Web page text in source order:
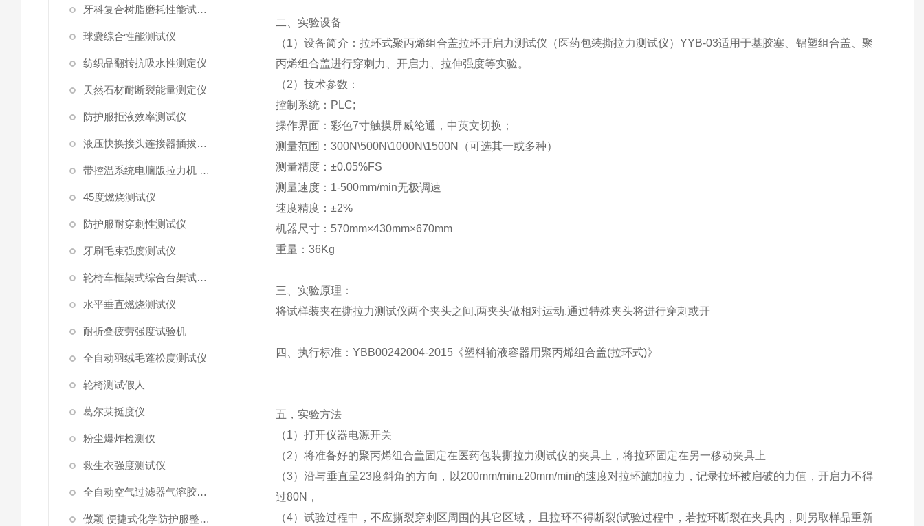
牙科复合树脂磨耗性能试验仪
球囊综合性能测试仪
纺织品翻转抗吸水性测定仪
天然石材耐断裂能量测定仪
防护服拒液效率测试仪
液压快换接头连接器插拔泄漏测试仪
带控温系统电脑版拉力机 统电脑版拉力机
45度燃烧测试仪
防护服耐穿刺性测试仪
牙刷毛束强度测试仪
轮椅车框架式综合台架试验机
水平垂直燃烧测试仪
耐折叠疲劳强度试验机
全自动羽绒毛蓬松度测试仪
轮椅测试假人
葛尔莱挺度仪
粉尘爆炸检测仪
救生衣强度测试仪
全自动空气过滤器气溶胶细菌截留测试仪
傲颖 便捷式化学防护服整体气密性测试仪
二
、实验设备
（1）设备简介：拉环式聚丙烯组合盖拉环开启力测试仪（医药包装撕拉力测试仪） YYB-03适用于基胶塞、铝塑组合盖、聚
丙烯组合盖进行穿刺力、开启力、拉伸强度等实验。
（2）技术参数：
控制系统： PLC;
操作界面：彩色7寸触摸屏威纶通，中英文切换；
测量范围：300N\500N\1000N\1500N
（可选其一或多种）
测量精度 ：±0.05%FS
测量速度： 1-500mm/min无极调速
速度精度：±2%
机器尺寸： 570mm×430mm×670mm
重量：36Kg
三 、实验原理：
将试样装夹在撕拉力测试仪两个夹头之间,两夹头做相对运动,通过特殊夹头将进行穿刺或开
四 、执行标准：YBB00242004-2015 《塑料输液容器用聚丙烯组合盖(拉环式)》
五， 实验方法
（1）打开仪器电源开关
（2）将准备好的聚丙烯组合盖固定在医药包装撕拉力测试仪的夹具上，将拉环固定在另一移动夹具上
（3）沿与垂直呈23度斜角的方向，以200mm/min±20mm/min的速度对拉环施加拉力，记录拉环被启破的力值，开启力不得
过80N ，
（4）试验过程中，不应撕裂穿刺区周围的其它区域， 且拉环不得断裂(试验过程中，若拉环断裂在夹具内，则另取样品重新